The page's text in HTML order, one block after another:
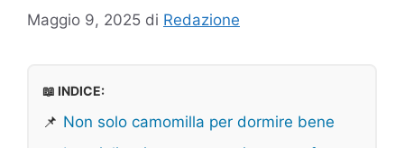
Maggio 9, 2025 di Redazione
📖 INDICE:
📌 Non solo camomilla per dormire bene